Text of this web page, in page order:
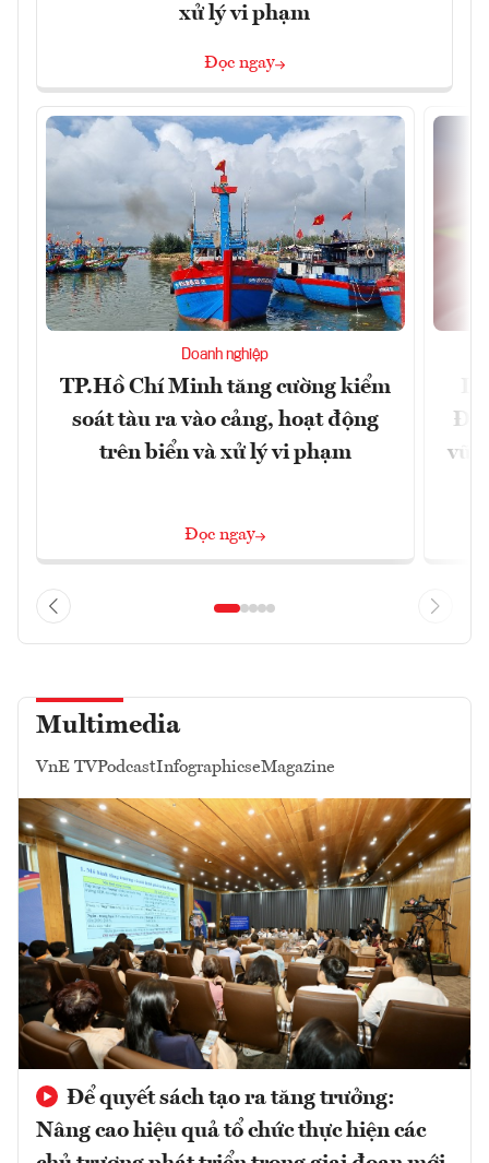
xử lý vi phạm
Đọc ngay
Doanh nghiệp
TP.Hồ Chí Minh tăng cường kiểm
soát tàu ra vào cảng, hoạt động
trên biển và xử lý vi phạm
Đọc ngay
Multimedia
VnE TVPodcastInfographicseMagazine
Để quyết sách tạo ra tăng trưởng:
Nâng cao hiệu quả tổ chức thực hiện các